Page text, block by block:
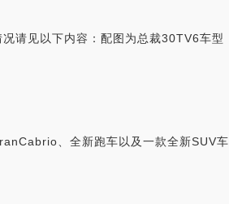
请见以下内容：配图为总裁30TV6车型
、全新跑车以及一款全新SUV车